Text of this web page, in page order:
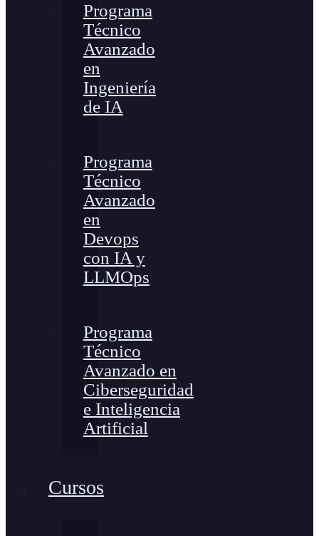
Programa
Técnico
Avanzado
en
Ingeniería
de IA
Programa
Técnico
Avanzado
en
Devops
con IA y
LLMOps
Programa
Técnico
Avanzado en
Ciberseguridad
e Inteligencia
Artificial
Cursos